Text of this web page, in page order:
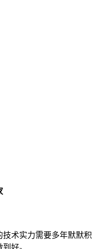
术实力需要多年默默积
好。